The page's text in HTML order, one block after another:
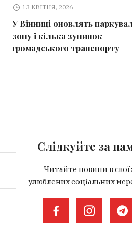
13 КВІТНЯ, 2026
У Вінниці оновлять
зону і кілька зупинок
громадського транспорту
Слідкуйте за
Читайте новини в
улюблених соціальних